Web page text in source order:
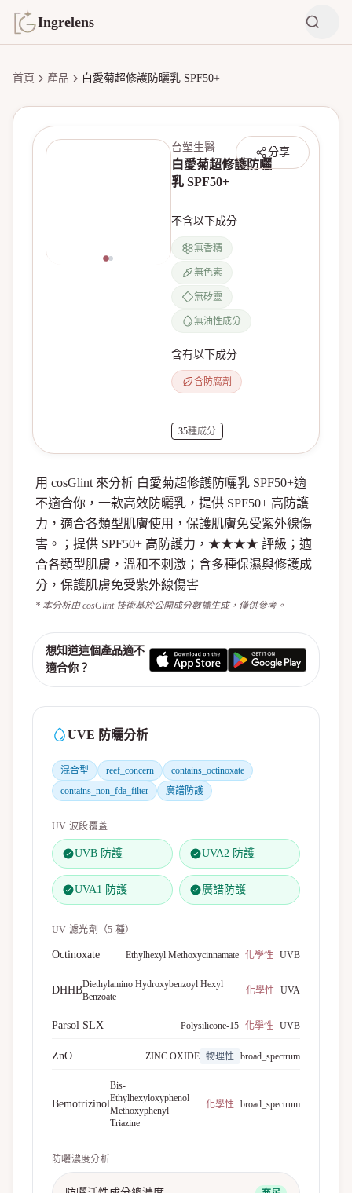
Ingrelens
首頁 產品 白愛菊超修護防曬乳 SPF50+
分享
台塑生醫
白愛菊超修護防曬
乳 SPF50+
不含以下成分
無香精
無色素
無矽靈
無油性成分
含有以下成分
含防腐劑
35種成分
用 cosGlint 來分析 白愛菊超修護防曬乳 SPF50+適
不適合你，一款高效防曬乳，提供 SPF50+ 高防護
力，適合各類型肌膚使用，保護肌膚免受紫外線傷
害。；提供 SPF50+ 高防護力，★★★★ 評級；適
合各類型肌膚，溫和不刺激；含多種保濕與修護成
分，保護肌膚免受紫外線傷害
* 本分析由 cosGlint 技術基於公開成分數據生成，僅供參考。
想知道這個產品適不
適合你？
UVE 防曬分析
混合型 reef_concern
contains_octinoxate
contains_non_fda_filter
廣譜防護
UV 波段覆蓋
UVB 防護 UVA2 防護
UVA1 防護 廣譜防護
UV 濾光劑（5 種）
Octinoxate Ethylhexyl Methoxycinnamate 化學性 UVB
DHHBDiethylamino Hydroxybenzoyl Hexyl
Benzoate
化學性 UVA
Parsol SLX Polysilicone-15 化學性 UVB
ZnO ZINC OXIDE 物理性 broad_spectrum
Bemotrizinol
Bis-
Ethylhexyloxyphenol
Methoxyphenyl
Triazine
化學性 broad_spectrum
防曬濃度分析